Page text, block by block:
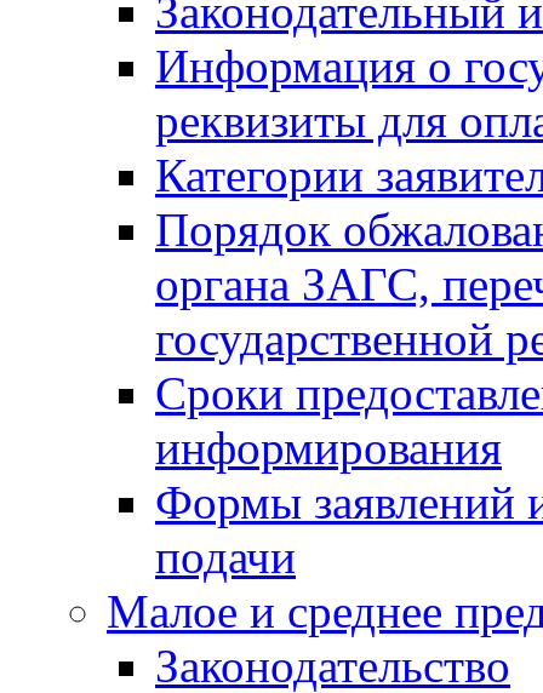
Законодательный
Информация о
реквизиты для
Категории
Порядок
органа ЗАГС,
государственной
Сроки
информирования
Формы заявлений
подачи
Малое и среднее
Законодательство